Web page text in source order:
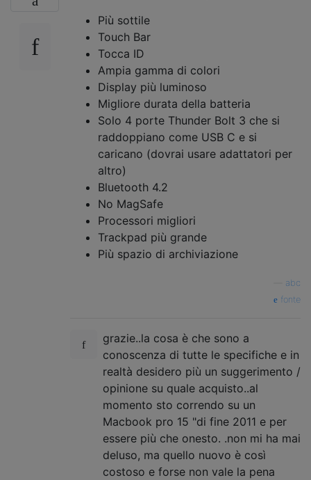
Più sottile
Touch Bar
Tocca ID
Ampia gamma di colori
Display più luminoso
Migliore durata della batteria
Solo 4 porte Thunder Bolt 3 che si
raddoppiano come USB C e si
caricano (dovrai usare adattatori per
altro)
Bluetooth 4.2
No MagSafe
Processori migliori
Trackpad più grande
Più spazio di archiviazione
abc
fonte
grazie..la cosa è che sono a
conoscenza di tutte le specifiche e in
realtà desidero più un suggerimento /
opinione su quale acquisto..al
momento sto correndo su un
Macbook pro 15 "di fine 2011 e per
essere più che onesto. .non mi ha mai
deluso, ma quello nuovo è così
costoso e forse non vale la pena